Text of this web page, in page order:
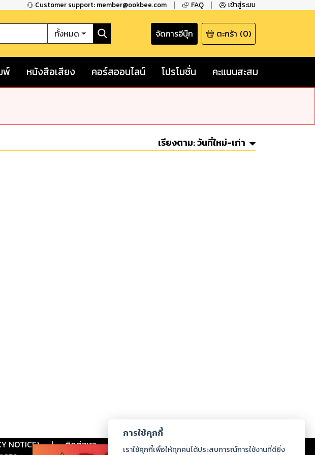
Customer support: member@ookbee.com FAQ เข้าสู่ระบบ
ทั้งหมด จัดการอีบุ๊ก ตะกร้า (0)
พ์ หนังสือเสียง คอร์สออนไลน์ โปรโมชั่น คะแนนสะสม
เรียงตาม:วันที่ใหม่-เก่า
NOTICE) | ติดต่อเรา ร่วมงานกับเรา ดาวน์โหลด
การใช้คุกกี้
เราใช้คุกกี้เพื่อให้ทุกคนได้ประสบการณ์การใช้งานที่ดียิ่ง